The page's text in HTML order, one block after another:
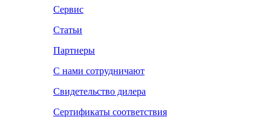
Сервис
Статьи
Партнеры
С нами сотрудничают
Свидетельство дилера
Сертификаты соответствия